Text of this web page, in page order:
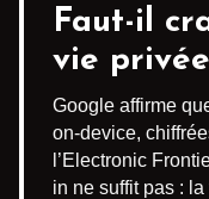
Faut-il
vie
Google affirme
on-device,
l’Electronic
in ne suffit pas :